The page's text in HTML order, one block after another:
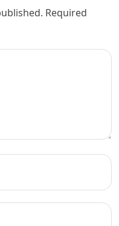
Required